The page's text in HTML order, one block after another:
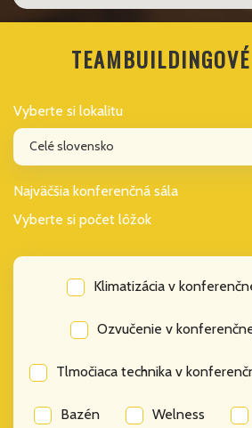
Vyberte si lokalitu
Celé slovensko
Najväčšia konferenčná sála
Vyberte si počet lôžok
Klimatizácia v
Ozvučenie v
Tlmočiaca technika v
Bazén Welness